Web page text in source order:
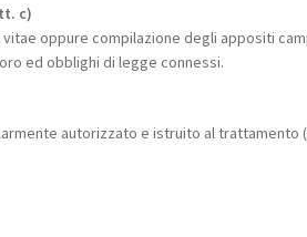
c)
oppure compilazione degli appositi
ed obblighi di legge connessi.
autorizzato e istruito al trattamento